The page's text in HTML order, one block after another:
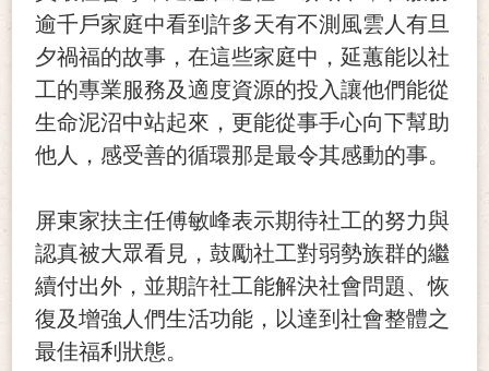
逾千戶家庭中看到許多天有不測風雲人有旦
夕禍福的故事，在這些家庭中，延蕙能以社
工的專業服務及適度資源的投入讓他們能從
生命泥沼中站起來，更能從事手心向下幫助
他人，感受善的循環那是最令其感動的事。
屏東家扶主任傅敏峰表示期待社工的努力與
認真被大眾看見，鼓勵社工對弱勢族群的繼
續付出外，並期許社工能解決社會問題、恢
復及增強人們生活功能，以達到社會整體之
最佳福利狀態。